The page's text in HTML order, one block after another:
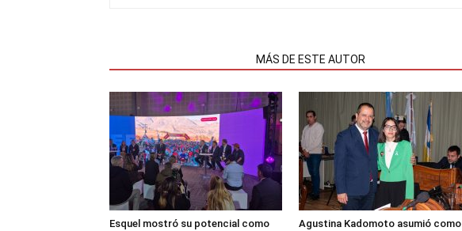
MÁS DE ESTE AUTOR
Esquel mostró su potencial como
Agustina Kadomoto asumió como